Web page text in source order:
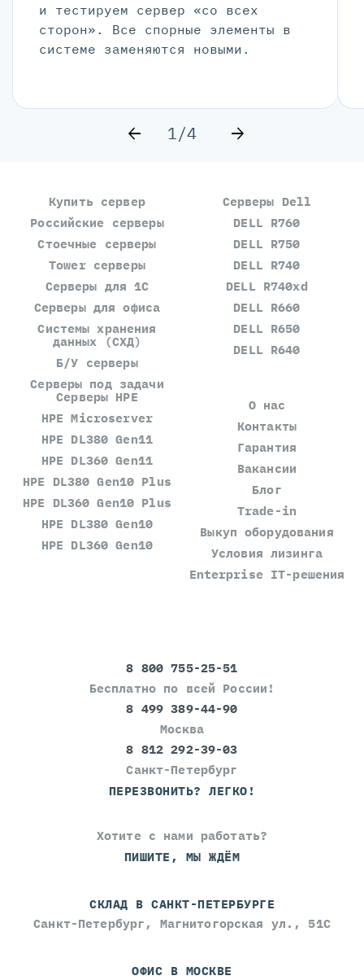
и тестируем сервер «со всех
сторон». Все спорные элементы в
системе заменяются новыми.
1/4
Купить сервер
Российские серверы
Стоечные серверы
Tower серверы
Серверы для 1С
Серверы для офиса
Системы хранения
данных (СХД)
Б/У серверы
Серверы под задачи
Серверы Dell
DELL R760
DELL R750
DELL R740
DELL R740xd
DELL R660
DELL R650
DELL R640
Серверы HPE
HPE Microserver
HPE DL380 Gen11
HPE DL360 Gen11
HPE DL380 Gen10 Plus
HPE DL360 Gen10 Plus
HPE DL380 Gen10
HPE DL360 Gen10
О нас
Контакты
Гарантия
Вакансии
Блог
Trade-in
Выкуп оборудования
Условия лизинга
Enterprise IT-решения
8 800 755-25-51
Бесплатно по всей России!
8 499 389-44-90
Москва
8 812 292-39-03
Санкт-Петербург
ПЕРЕЗВОНИТЬ? ЛЕГКО!
Хотите с нами работать?
ПИШИТЕ, МЫ ЖДЁМ
СКЛАД В САНКТ-ПЕТЕРБУРГЕ
Санкт-Петербург, Магнитогорская ул., 51С
ОФИС В МОСКВЕ